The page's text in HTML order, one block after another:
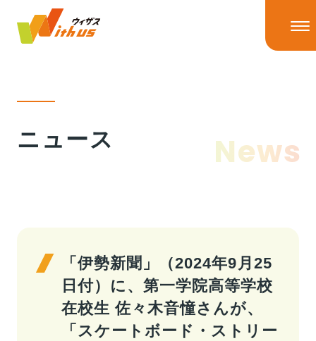
事業情報
事業情報トップ
ニュース News
「伊勢新聞」（2024年9月25
日付）に、第一学院高等学校
在校生 佐々木音憧さんが、
「スケートボード・ストリー